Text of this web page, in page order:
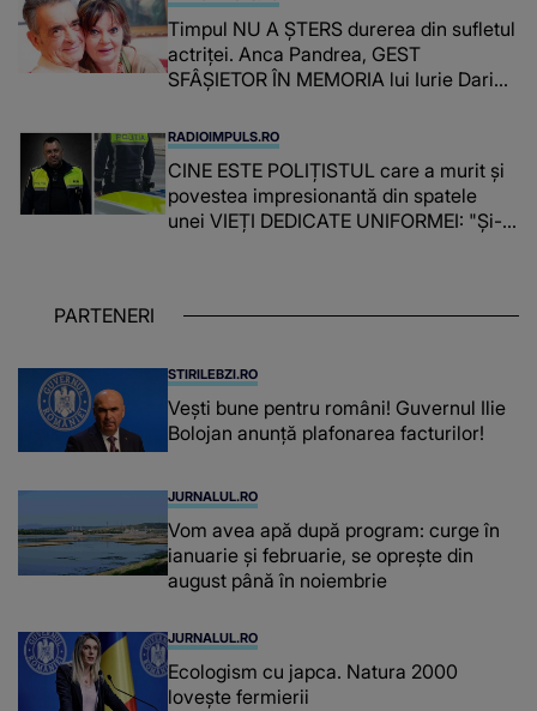
Timpul NU A ȘTERS durerea din sufletul
actriței. Anca Pandrea, GEST
SFÂȘIETOR ÎN MEMORIA lui Iurie Darie:
timpul parcă..."
RADIOIMPULS.RO
CINE ESTE POLIȚISTUL care a murit și
povestea impresionantă din spatele
unei VIEȚI DEDICATE UNIFORMEI: "Și-a
PARTENERI
STIRILEBZI.RO
Vești bune pentru români! Guvernul Ilie
Bolojan anunță plafonarea facturilor!
JURNALUL.RO
Vom avea apă după program: curge în
ianuarie și februarie, se oprește din
august până în noiembrie
JURNALUL.RO
Ecologism cu japca. Natura 2000
lovește fermierii